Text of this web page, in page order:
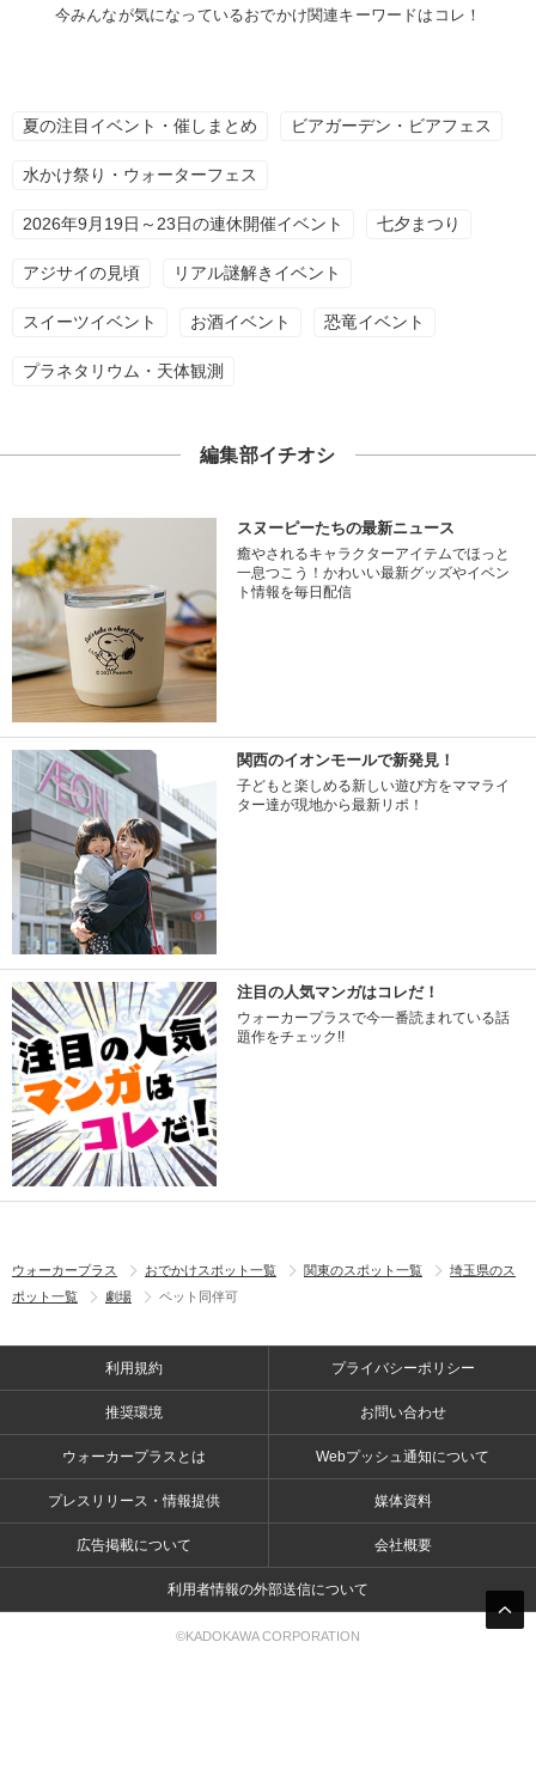
今みんなが気になっているおでかけ関連キーワードはコレ！
夏の注目イベント・催しまとめ ビアガーデン・ビアフェス
水かけ祭り・ウォーターフェス
2026年9月19日～23日の連休開催イベント 七夕まつり
アジサイの見頃 リアル謎解きイベント
スイーツイベント お酒イベント 恐竜イベント
プラネタリウム・天体観測
編集部イチオシ
スヌーピーたちの最新ニュース
癒やされるキャラクターアイテムでほっと
一息つこう！かわいい最新グッズやイベン
ト情報を毎日配信
関西のイオンモールで新発見！
子どもと楽しめる新しい遊び方をママライ
ター達が現地から最新リポ！
注目の人気マンガはコレだ！
ウォーカープラスで今一番読まれている話
題作をチェック!!
ウォーカープラス おでかけスポット一覧 関東のスポット一覧
埼玉県のス
ポット一覧
劇場 ペット同伴可
利用規約 プライバシーポリシー
推奨環境 お問い合わせ
ウォーカープラスとは Webプッシュ通知について
プレスリリース・情報提供 媒体資料
広告掲載について 会社概要
利用者情報の外部送信について
©KADOKAWA CORPORATION